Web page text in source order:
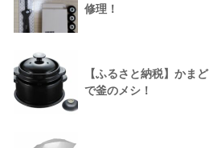
修理！
【ふるさと納税】かま
で釜のメシ！